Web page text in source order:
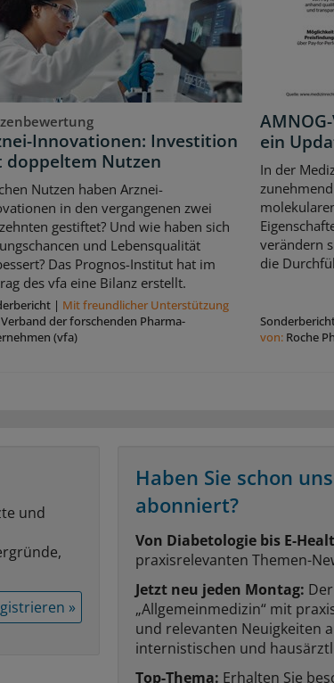
Innovationen: Investition
doppeltem Nutzen
Nutzen haben Arznei-
in den vergangenen zwei
gestiftet? Und wie haben sich
und Lebensqualität
Das Prognos-Institut hat im
des vfa eine Bilanz erstellt.
| Mit freundlicher Unterstützung
Verband der forschenden Pharma-
(vfa)
ein
In der
verändern
die
von: Roche
und
»
Haben Sie schon
abonniert?
Von Diabetologie bis E-
praxisrelevanten Themen-
Jetzt neu jeden Montag:
„Allgemeinmedizin“ mit
und relevanten Neuigkeiten
internistischen und
Top-Thema: Erhalten Sie